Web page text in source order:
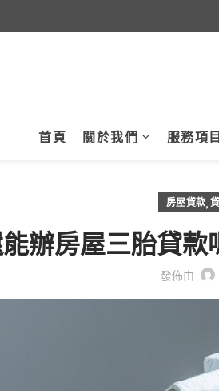
首頁 關於我們 服務項目
房屋貸款,
辦房屋三胎貸款
發佈由